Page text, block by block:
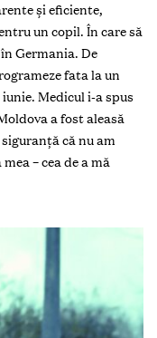
și eficiente,
un copil. În care să
Germania. De
fata la un
Medicul i-a spus
a fost aleasă
că nu am
– cea de a mă